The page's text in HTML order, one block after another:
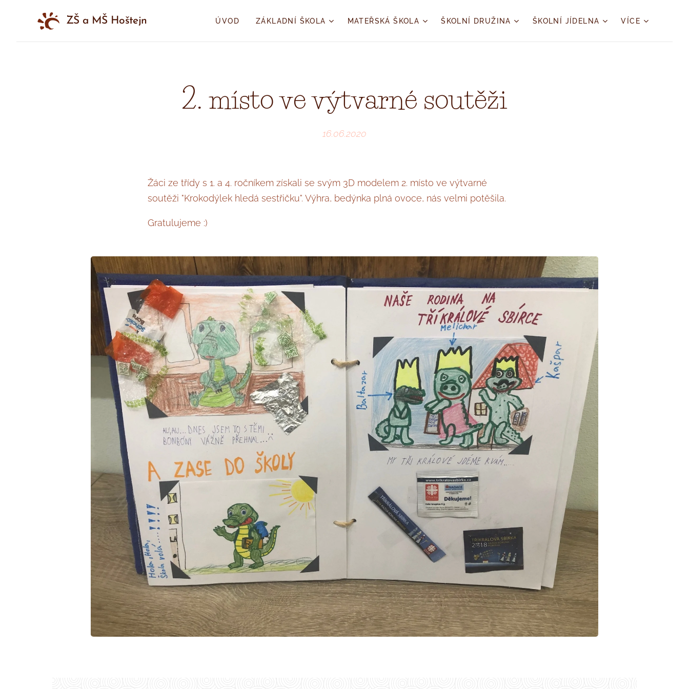
ZŠ a MŠ Hoštejn ÚVOD ZÁKLADNÍ ŠKOLA MATEŘSKÁ ŠKOLA ŠKOLNÍ DRUŽINA ŠKOLNÍ JÍDELNA VÍCE
2. místo ve výtvarné soutěži
16.06.2020
Žáci ze třídy s 1. a 4. ročníkem získali se svým 3D modelem 2. místo ve výtvarné
soutěži "Krokodýlek hledá sestřičku". Výhra, bedýnka plná ovoce, nás velmi potěšila.
Gratulujeme :)